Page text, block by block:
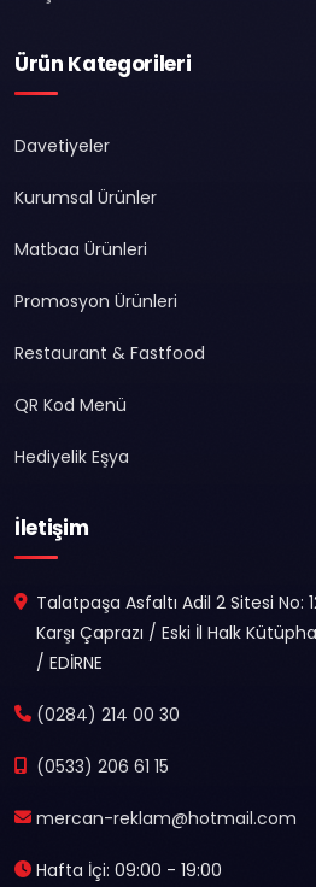
Ürün Kategorileri
Davetiyeler
Kurumsal Ürünler
Matbaa Ürünleri
Promosyon Ürünleri
Restaurant & Fastfood
QR Kod Menü
Hediyelik Eşya
İletişim
Talatpaşa Asfaltı Adil 2 Sitesi No:
Karşı Çaprazı / Eski İl Halk
/ EDİRNE
(0284) 214 00 30
(0533) 206 61 15
mercan-reklam@hotmail.com
Hafta İçi: 09:00 - 19:00